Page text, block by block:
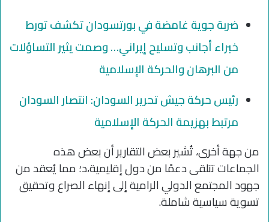
ضربة جوية غامضة في بورتسودان تكشف تورط
خبراء أجانب وتسليح إيراني… وصمت يثير التساؤلات
من البرهان والحركة الإسلامية
رئيس حركة جيش تحرير السودان: انتصار السودان
مرتبط بهزيمة الحركة الإسلامية
من جهة أخرى، تُشير بعض التقارير أن بعض هذه
الجماعات تتلقى دعمًا من دول إقليمية،د؛ مما يُعقد من
جهود المجتمع الدولي الرامية إلى إنهاء الصراع وتحقيق
تسوية سياسية شاملة.